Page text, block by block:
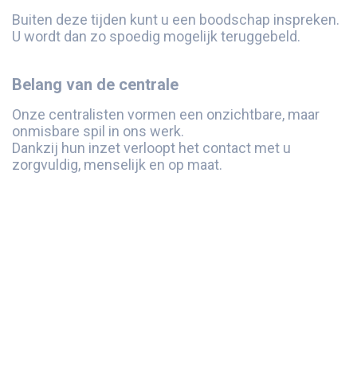
Buiten deze tijden kunt u een boodschap inspreken.
U wordt dan zo spoedig mogelijk teruggebeld.
Belang van de centrale
Onze centralisten vormen een onzichtbare, maar
onmisbare spil in ons werk.
Dankzij hun inzet verloopt het contact met u
zorgvuldig, menselijk en op maat.